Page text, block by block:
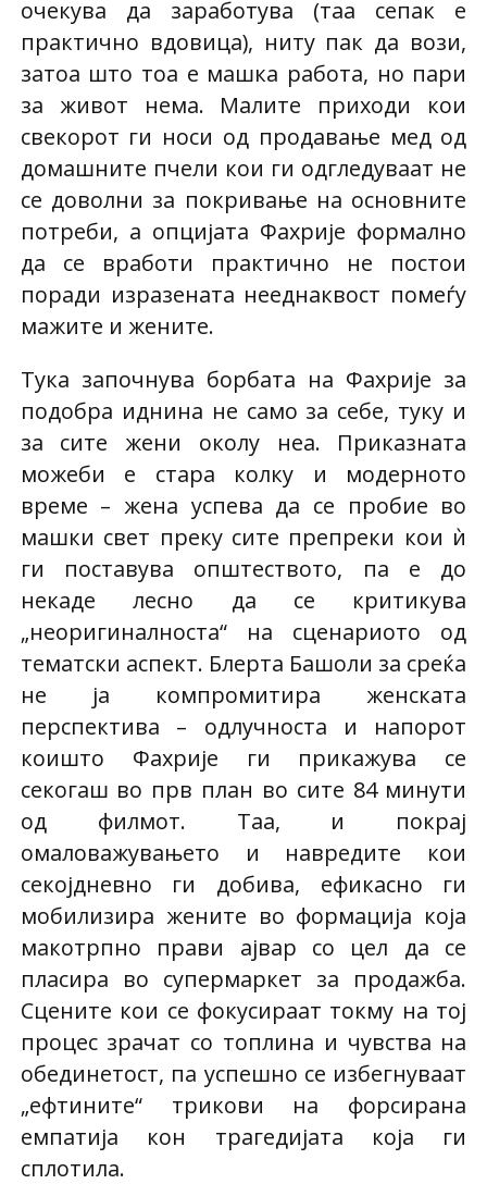
очекува да заработува (таа сепак е
практично вдовица), ниту пак да вози,
затоа што тоа е машка работа, но пари
за живот нема. Малите приходи кои
свекорот ги носи од продавање мед од
домашните пчели кои ги одгледуваат не
се доволни за покривање на основните
потреби, а опцијата Фахрије формално
да се вработи практично не постои
поради изразената нееднаквост помеѓу
мажите и жените.
Тука започнува борбата на Фахрије за
подобра иднина не само за себе, туку и
за сите жени околу неа. Приказната
можеби е стара колку и модерното
време – жена успева да се пробие во
машки свет преку сите препреки кои ѝ
ги поставува општеството, па е до
некаде лесно да се критикува
„неоригиналноста“ на сценариото од
тематски аспект. Блерта Башоли за среќа
не ја компромитира женската
перспектива – одлучноста и напорот
коишто Фахрије ги прикажува се
секогаш во прв план во сите 84 минути
од филмот. Таа, и покрај
омаловажувањето и навредите кои
секојдневно ги добива, ефикасно ги
мобилизира жените во формација која
макотрпно прави ајвар со цел да се
пласира во супермаркет за продажба.
Сцените кои се фокусираат токму на тој
процес зрачат со топлина и чувства на
обединетост, па успешно се избегнуваат
„ефтините“ трикови на форсирана
емпатија кон трагедијата која ги
сплотила.